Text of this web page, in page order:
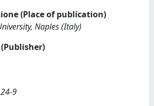
(Place of publication)
Naples (Italy)
9